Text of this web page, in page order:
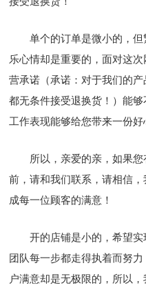
单个的订单是微小的，
乐心情却是重要的，面对这
营承诺（承诺：对于我们的
都无条件接受退换货！）能
工作表现能够给您带来一份好
所以，亲爱的亲，如果
前，请和我们联系，请相信
成每一位顾客的满意！
开的店铺是小的，希望
团队每一步都走得执着而努
户满意却是无极限的，所以